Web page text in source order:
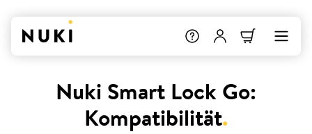
Nuki Smart Lock Go:
Kompatibilität.